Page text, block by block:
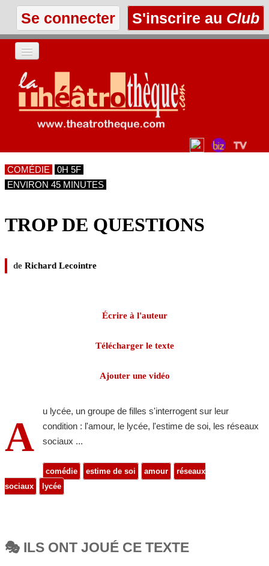
Se connecter S'inscrire au Club
ACCUEIL
LES TEXTES
LES ANNONCES
COMÉDIE
0H 5F
ENVIRON 45 MINUTES
TROP DE QUESTIONS
de Richard Lecointre
Écrire à l'auteur
Télécharger le texte
Ajouter une vidéo
A
u lycée, un groupe de filles s'interrogent sur leur
condition : l'amour, le lycée, l'estime de soi, les réseaux
sociaux ...
comédie estime de soi amour
réseaux
sociaux
lycée
🎭 ILS ONT JOUÉ CE TEXTE